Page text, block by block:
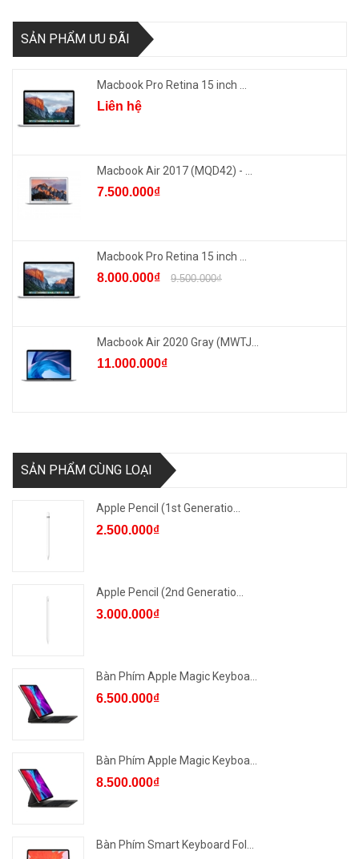
SẢN PHẨM ƯU ĐÃI
Macbook Pro Retina 15 inch ...
Liên hệ
Macbook Air 2017 (MQD42) - ...
7.500.000₫
Macbook Pro Retina 15 inch ...
8.000.000₫ 9.500.000₫
Macbook Air 2020 Gray (MWTJ...
11.000.000₫
SẢN PHẨM CÙNG LOẠI
Apple Pencil (1st Generatio...
2.500.000₫
Apple Pencil (2nd Generatio...
3.000.000₫
Bàn Phím Apple Magic Keyboa...
6.500.000₫
Bàn Phím Apple Magic Keyboa...
8.500.000₫
Bàn Phím Smart Keyboard Fol...